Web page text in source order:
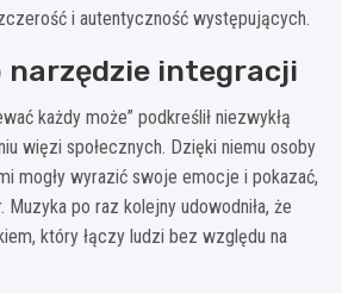
i autentyczność występujących.
narzędzie integracji
każdy może” podkreślił niezwykłą
więzi społecznych. Dzięki niemu osoby
mogły wyrazić swoje emocje i pokazać,
Muzyka po raz kolejny udowodniła, że
który łączy ludzi bez względu na